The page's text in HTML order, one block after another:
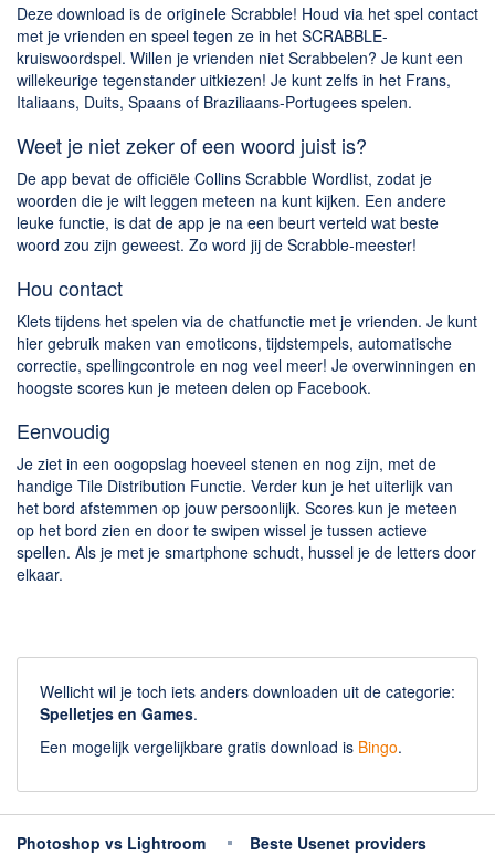
Onderhoud & Veiligheid
Computer opschonen
Veilig online
Productiviteit
Adresboek en contacten
Planning en organisatie
Tekst en Administratie
Overige
Algemeen
Chatten en bellen
Dating apps
Parkeer apps
Rar en Zip (Compressie - Unzip)
Shopping
Spelletjes en Games
Webbrowsers
Deze download is de originele Scrabble! Houd via het spel contact
met je vrienden en speel tegen ze in het SCRABBLE-
kruiswoordspel. Willen je vrienden niet Scrabbelen? Je kunt een
willekeurige tegenstander uitkiezen! Je kunt zelfs in het Frans,
Italiaans, Duits, Spaans of Braziliaans-Portugees spelen.
Weet je niet zeker of een woord juist is?
De app bevat de officiële Collins Scrabble Wordlist, zodat je
woorden die je wilt leggen meteen na kunt kijken. Een andere
leuke functie, is dat de app je na een beurt verteld wat beste
woord zou zijn geweest. Zo word jij de Scrabble-meester!
Hou contact
Klets tijdens het spelen via de chatfunctie met je vrienden. Je kunt
hier gebruik maken van emoticons, tijdstempels, automatische
correctie, spellingcontrole en nog veel meer! Je overwinningen en
hoogste scores kun je meteen delen op Facebook.
Eenvoudig
Je ziet in een oogopslag hoeveel stenen en nog zijn, met de
handige Tile Distribution Functie. Verder kun je het uiterlijk van
het bord afstemmen op jouw persoonlijk. Scores kun je meteen
op het bord zien en door te swipen wissel je tussen actieve
spellen. Als je met je smartphone schudt, hussel je de letters door
elkaar.
Wellicht wil je toch iets anders downloaden uit de categorie:
Spelletjes en Games.
Een mogelijk vergelijkbare gratis download is Bingo.
Photoshop vs Lightroom Beste Usenet providers